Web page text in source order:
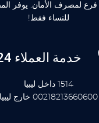
لمصرف الأمان. يوفر
للنساء فقط!
خدمة العملاء 7/24
1514 داخل ليبيا
00218213660600 خارج ليبيا